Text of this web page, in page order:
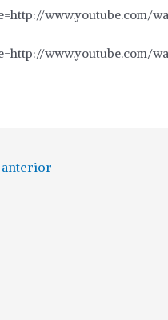
www.youtube.com/
www.youtube.com/
anterior